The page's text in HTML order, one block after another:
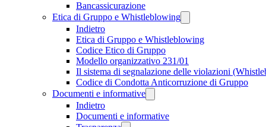
Bancassicurazione
Etica di Gruppo e Whistleblowing
Indietro
Etica di Gruppo e Whistleblowing
Codice Etico di Gruppo
Modello organizzativo 231/01
Il sistema di segnalazione delle violazioni
Codice di Condotta Anticorruzione di Gruppo
Documenti e informative
Indietro
Documenti e informative